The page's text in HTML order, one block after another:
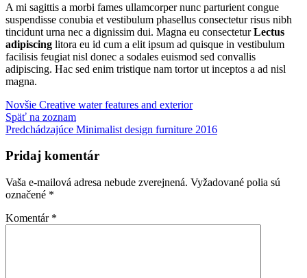
A mi sagittis a morbi fames ullamcorper nunc parturient congue
suspendisse conubia et vestibulum phasellus consectetur risus nibh
tincidunt urna nec a dignissim dui. Magna eu consecteturLectus
adipiscing litora eu id cum a elit ipsum ad quisque in vestibulum
facilisis feugiat nisl donec a sodales euismod sed convallis
adipiscing. Hac sed enim tristique nam tortor ut inceptos a ad nisl
magna.
Novšie Creative water features and exterior
Späť na zoznam
Predchádzajúce Minimalist design furniture 2016
Pridaj komentár
Vaša e-mailová adresa nebude zverejnená. Vyžadované polia sú
označené *
Komentár *